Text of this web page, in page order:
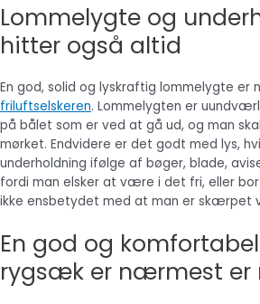
Lommelygte og
hitter også altid
En god, solid og lyskraftig lommelygte
friluftselskeren. Lommelygten er
på bålet som er ved at gå ud, og man
mørket. Endvidere er det godt med lys,
underholdning ifølge af bøger, blade,
fordi man elsker at være i det fri, eller
ikke ensbetydet med at man er skærpet
En god og
rygsæk er nærmest er